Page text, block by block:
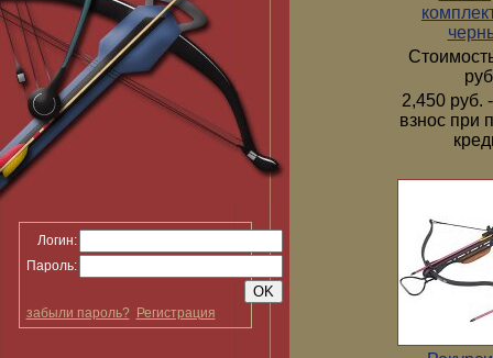
Логин:
Пароль:
забыли пароль? Регистрация
2,450 руб.
взнос при